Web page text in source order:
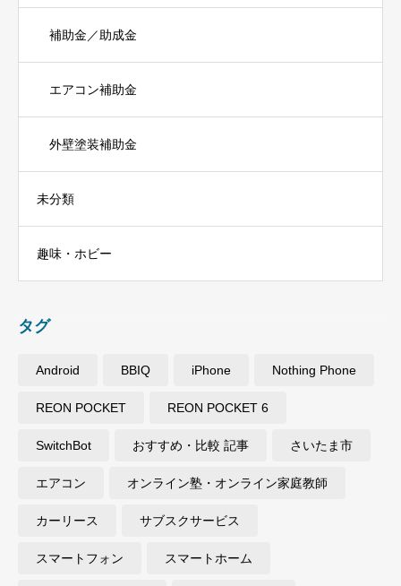
補助金／助成金
エアコン補助金
外壁塗装補助金
未分類
趣味・ホビー
タグ
Android BBIQ iPhone Nothing Phone
REON POCKET REON POCKET 6
SwitchBot おすすめ・比較 記事 さいたま市
エアコン オンライン塾・オンライン家庭教師
カーリース サブスクサービス
スマートフォン スマートホーム